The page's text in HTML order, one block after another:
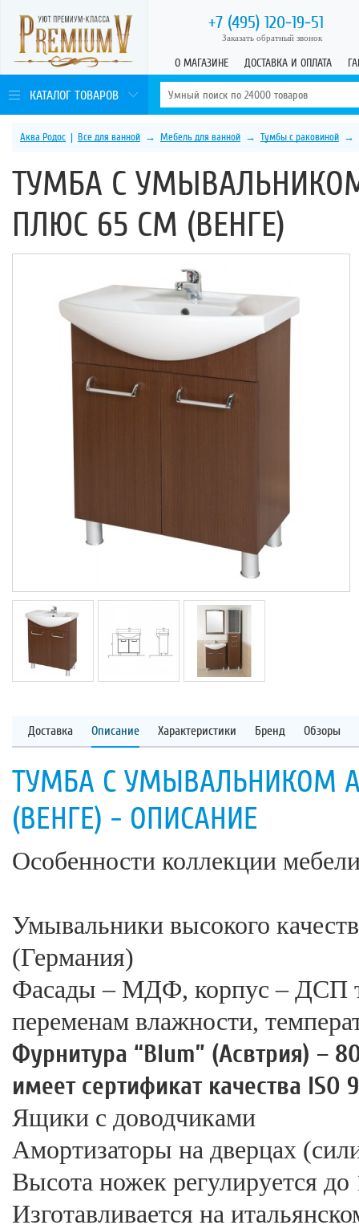
+7 (495) 120-19-51
Заказать обратный звонок
О МАГАЗИНЕ ДОСТАВКА И ОПЛАТА
КАТАЛОГ ТОВАРОВ
Аква Родос | Все для ванной → Мебель для ванной → Тумбы с раковиной →
ТУМБА С
ПЛЮС 65 СМ (ВЕНГЕ)
Доставка Описание Характеристики Бренд Обзоры
ТУМБА С УМЫВАЛЬНИКОМ
(ВЕНГЕ) - ОПИСАНИЕ
Особенности коллекции
Умывальники высокого
(Германия)
Фасады – МДФ, корпус – ДСП
переменам влажности,
Фурнитура “Blum” (Асвтрия) –
имеет сертификат качества ISO
Ящики с доводчиками
Амортизаторы на дверцах
Высота ножек регулируется до
Изготавливается на